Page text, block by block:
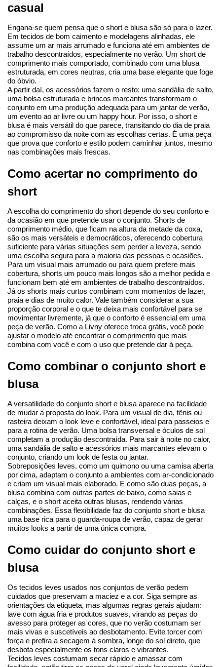
casual
Engana-se quem pensa que o short e blusa são só para o lazer.
Em tecidos de bom caimento e modelagens alinhadas, ele
assume um ar mais arrumado e funciona até em ambientes de
trabalho descontraídos, especialmente no verão. Um short de
comprimento mais comportado, combinado com uma blusa
estruturada, em cores neutras, cria uma base elegante que foge
do óbvio.
A partir daí, os acessórios fazem o resto: uma sandália de salto,
uma bolsa estruturada e brincos marcantes transformam o
conjunto em uma produção adequada para um jantar de verão,
um evento ao ar livre ou um happy hour. Por isso, o short e
blusa é mais versátil do que parece, transitando do dia de praia
ao compromisso da noite com as escolhas certas. É uma peça
que prova que conforto e estilo podem caminhar juntos, mesmo
nas combinações mais frescas.
Como acertar no comprimento do
short
A escolha do comprimento do short depende do seu conforto e
da ocasião em que pretende usar o conjunto. Shorts de
comprimento médio, que ficam na altura da metade da coxa,
são os mais versáteis e democráticos, oferecendo cobertura
suficiente para várias situações sem perder a leveza, sendo
uma escolha segura para a maioria das pessoas e ocasiões.
Para um visual mais arrumado ou para quem prefere mais
cobertura, shorts um pouco mais longos são a melhor pedida e
funcionam bem até em ambientes de trabalho descontraídos.
Já os shorts mais curtos combinam com momentos de lazer,
praia e dias de muito calor. Vale também considerar a sua
proporção corporal e o que te deixa mais confortável para se
movimentar livremente, já que o conforto é essencial em uma
peça de verão. Como a Livny oferece troca grátis, você pode
ajustar o modelo até encontrar o comprimento que mais
combina com você e com o uso que pretende dar à peça.
Como combinar o conjunto short e
blusa
A versatilidade do conjunto short e blusa aparece na facilidade
de mudar a proposta do look. Para um visual de dia, tênis ou
rasteira deixam o look leve e confortável, ideal para passeios e
para a rotina de verão. Uma bolsa transversal e óculos de sol
completam a produção descontraída. Para sair à noite no calor,
uma sandália de salto e acessórios mais marcantes elevam o
conjunto, criando um look de festa ou jantar.
Sobreposições leves, como um quimono ou uma camisa aberta
por cima, adaptam o conjunto a ambientes com ar-condicionado
e criam um visual mais elaborado. E como são duas peças, a
blusa combina com outras partes de baixo, como saias e
calças, e o short aceita outras blusas, rendendo várias
combinações. Essa flexibilidade faz do conjunto short e blusa
uma base rica para o guarda-roupa de verão, capaz de gerar
muitos looks a partir de uma única compra.
Como cuidar do conjunto short e
blusa
Os tecidos leves usados nos conjuntos de verão pedem
cuidados que preservam a maciez e a cor. Siga sempre as
orientações da etiqueta, mas algumas regras gerais ajudam:
lave com água fria e produtos suaves, virando as peças do
avesso para proteger as cores, que no verão costumam ser
mais vivas e suscetíveis ao desbotamento. Evite torcer com
força e prefira a secagem à sombra, longe do sol direto, que
desbota especialmente os tons claros e vibrantes.
Tecidos leves costumam secar rápido e amassar com